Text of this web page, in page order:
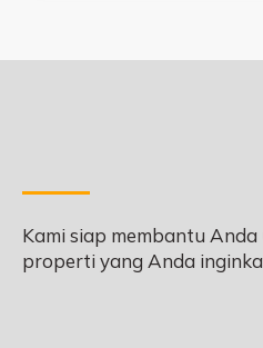
Kami siap membantu
properti yang Anda